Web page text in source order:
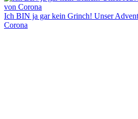
Ich BIN ja gar kein Grinch! Unser
Corona